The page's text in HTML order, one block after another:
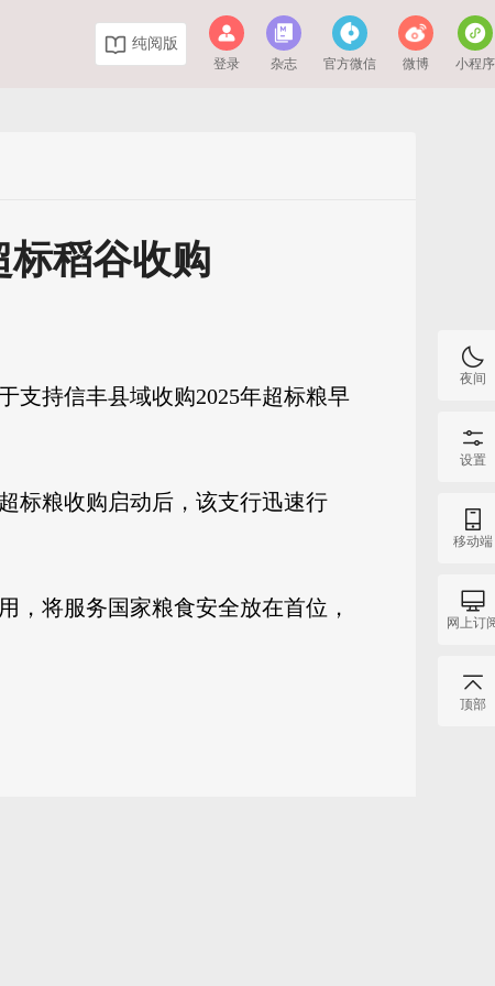
纯阅版
登录 杂志 官方微信 微博 小程序
标稻谷收购
支持信丰县域收购2025年超标粮早
标粮收购启动后，该支行迅速行
，将服务国家粮食安全放在首位，
夜间
设置
移动端
网上订
顶部